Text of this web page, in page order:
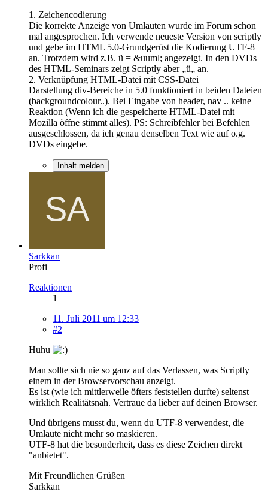
1. Zeichencodierung
Die korrekte Anzeige von Umlauten wurde im Forum schon
mal angesprochen. Ich verwende neueste Version von scriptly
und gebe im HTML 5.0-Grundgerüst die Kodierung UTF-8
an. Trotzdem wird z.B. ü = &uuml; angezeigt. In den DVDs
des HTML-Seminars zeigt Scriptly aber „ü„ an.
2. Verknüpfung HTML-Datei mit CSS-Datei
Darstellung div-Bereiche in 5.0 funktioniert in beiden Dateien
(backgroundcolour..). Bei Eingabe von header, nav .. keine
Reaktion (Wenn ich die gespeicherte HTML-Datei mit
Mozilla öffne stimmt alles). PS: Schreibfehler bei Befehlen
ausgeschlossen, da ich genau denselben Text wie auf o.g.
DVDs eingebe.
Inhalt melden
Sarkkan
Profi
Reaktionen
1
11. Juli 2011 um 12:33
#2
Huhu
Man sollte sich nie so ganz auf das Verlassen, was Scriptly
einem in der Browservorschau anzeigt.
Es ist (wie ich mittlerweile öfters feststellen durfte) seltenst
wirklich Realitätsnah. Vertraue da lieber auf deinen Browser.
Und übrigens musst du, wenn du UTF-8 verwendest, die
Umlaute nicht mehr so maskieren.
UTF-8 hat die besonderheit, dass es diese Zeichen direkt
"anbietet".
Mit Freundlichen Grüßen
Sarkkan